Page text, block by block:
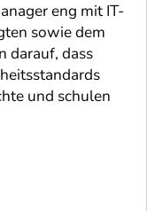
eng mit IT-
sowie dem
darauf, dass
und schulen